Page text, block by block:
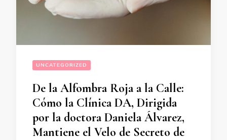
UNCATEGORIZED
De la Alfombra Roja a la Calle:
Cómo la Clínica DA, Dirigida
por la doctora Daniela Álvarez,
Mantiene el Velo de Secreto de